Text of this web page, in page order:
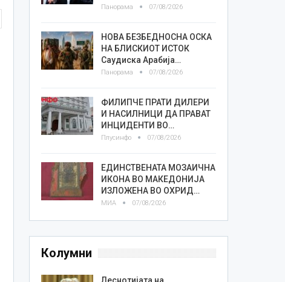
Панорама 07/08/2026
НОВА БЕЗБЕДНОСНА ОСКА
НА БЛИСКИОТ ИСТОК
Саудиска Арабија…
Панорама 07/08/2026
ФИЛИПЧЕ ПРАТИ ДИЛЕРИ
И НАСИЛНИЦИ ДА ПРАВАТ
ИНЦИДЕНТИ ВО…
Плусинфо 07/08/2026
ЕДИНСТВЕНАТА МОЗАИЧНА
ИКОНА ВО МАКЕДОНИЈА
ИЗЛОЖЕНА ВО ОХРИД…
МИА 07/08/2026
Колумни
Леснотијата на